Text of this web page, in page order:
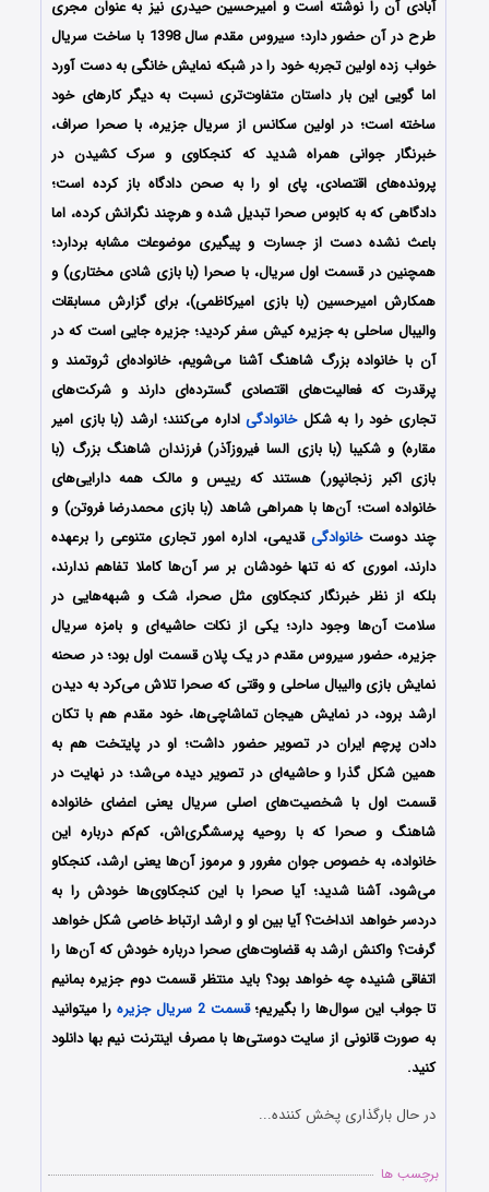
آبادی آن را نوشته است و امیرحسین حیدری نیز به‌ عنوان مجری
طرح در آن حضور دارد؛ سیروس مقدم سال 1398 با ساخت سریال
خواب زده اولین تجربه خود را در شبکه نمایش خانگی به دست آورد
اما گویی این بار داستان متفاوت‌تری نسبت به دیگر کارهای خود
ساخته است؛ در اولین سکانس از سریال جزیره، با صحرا صراف،
خبرنگار جوانی همراه شدید که کنجکاوی و سرک کشیدن در
پرونده‌های اقتصادی، پای او را به صحن دادگاه باز کرده است؛
دادگاهی که به کابوس صحرا تبدیل شده و هرچند نگرانش کرده، اما
باعث نشده دست از جسارت و پیگیری موضوعات مشابه بردارد؛
همچنین در قسمت اول سریال، با صحرا (با بازی شادی مختاری) و
همکارش امیرحسین (با بازی امیرکاظمی)، برای گزارش مسابقات
والیبال ساحلی به جزیره کیش سفر کردید؛ جزیره جایی است که در
آن با خانواده بزرگ شاهنگ آشنا می‌شویم، خانواده‌ای ثروتمند و
پرقدرت که فعالیت‌های اقتصادی گسترده‌ای دارند و شرکت‌های
تجاری خود را به شکلخانوادگیاداره می‌کنند؛ ارشد (با بازی امیر
مقاره) و شکیبا (با بازی السا فیروزآذر) فرزندان شاهنگ بزرگ (با
بازی اکبر زنجانپور) هستند که رییس و مالک همه دارایی‌های
خانواده است؛ آن‌ها با همراهی شاهد (با بازی محمدرضا فروتن) و
چند دوستخانوادگی قدیمی، اداره امور تجاری متنوعی را برعهده
دارند، اموری که نه تنها خودشان بر سر آن‌ها کاملا تفاهم ندارند،
بلکه از نظر خبرنگار کنجکاوی مثل صحرا، شک و شبهه‌هایی در
سلامت آن‌ها وجود دارد؛ یکی از نکات حاشیه‌ای و بامزه سریال
جزیره، حضور سیروس مقدم در یک پلان قسمت اول بود؛ در صحنه
نمایش بازی والیبال ساحلی و وقتی که صحرا تلاش می‌کرد به دیدن
ارشد برود، در نمایش هیجان تماشاچی‌ها، خود مقدم هم با تکان
دادن پرچم ایران در تصویر حضور داشت؛ او در پایتخت هم به
همین شکل گذرا و حاشیه‌ای در تصویر دیده می‌شد؛ در نهایت در
قسمت اول با شخصیت‌های اصلی سریال یعنی اعضای خانواده
شاهنگ و صحرا که با روحیه پرسشگری‌اش، کم‌کم درباره این
خانواده، به خصوص جوان مغرور و مرموز آن‌ها یعنی ارشد، کنجکاو
می‌شود، آشنا شدید؛ آیا صحرا با این کنجکاوی‌ها خودش را به
دردسر خواهد انداخت؟ آیا بین او و ارشد ارتباط خاصی شکل خواهد
گرفت؟ واکنش ارشد به قضاوت‌های صحرا درباره خودش که آن‌ها را
اتفاقی شنیده چه خواهد بود؟ باید منتظر قسمت دوم جزیره بمانیم
تا جواب این سوال‌ها را بگیریم؛قسمت 2 سریال جزیره
را میتوانید
به صورت قانونی از سایت دوستی‌ها با مصرف اینترنت نیم بها دانلود
کنید.
در حال بارگذاری پخش کننده...
برچسب ها